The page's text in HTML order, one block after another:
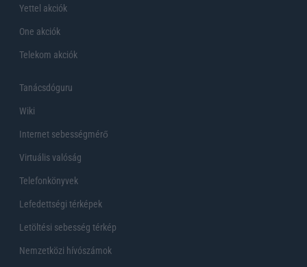
Yettel akciók
One akciók
Telekom akciók
Tanácsdóguru
Wiki
Internet sebességmérő
Virtuális valóság
Telefonkönyvek
Lefedettségi térképek
Letöltési sebesség térkép
Nemzetközi hívószámok